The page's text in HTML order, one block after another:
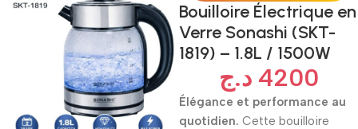
Bouilloire Électrique en
Verre Sonashi (SKT-
1819) – 1.8L / 1500W
4200 د.ج
Élégance et performance au
quotidien. Cette bouilloire